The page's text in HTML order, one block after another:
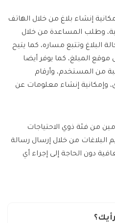
إنشاء بلاغ من خلال الهاتف
وطلب المساعدة من خلال
البلاغ وتتبع مساره، كما يتيح
موقع المبلغ، كما يوفر أيضا
من المستخدم، وأرقام
وإمكانية إنشاء معلومات عن
من فئة ذوي الاحتياجات
البلاغات من خلال إرسال رسالة
دون الحاجة إلى إجراء أي